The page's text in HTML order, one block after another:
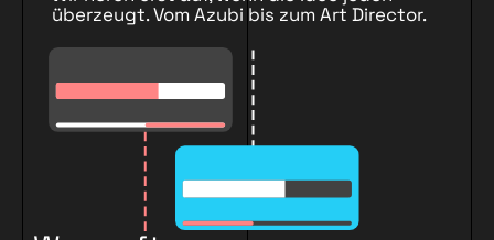
überzeugt. Vom Azubi bis zum Art Director.